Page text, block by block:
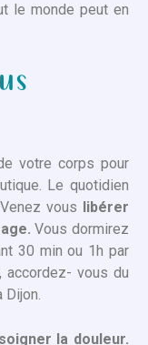
le monde peut en
votre corps pour
Le quotidien
vous libérer
Vous dormirez
30 min ou 1h par
accordez- vous du
soigner la douleur.